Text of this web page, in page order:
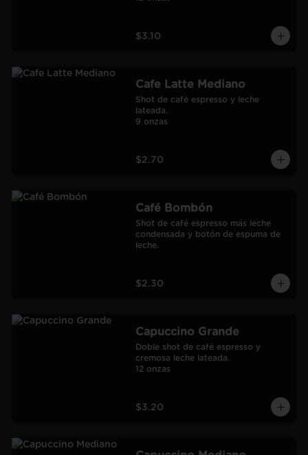
$3.10
Cafe Latte Mediano
Shot de café espresso y leche
lateada.
9 onzas
$2.70
Café Bombón
Shot de café espresso más leche
condensada y botón de espuma de
leche.
$2.30
Capuccino Grande
Doble shot de café espresso y
cremosa leche lateada.
12 onzas
$3.20